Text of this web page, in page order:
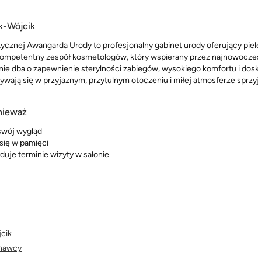
Wójcik
Awangarda Urody to profesjonalny gabinet urody oferujący
zespół kosmetologów, który wspierany przez
dba o zapewnienie sterylności zabiegów, wysokiego komfortu i
się w przyjaznym, przytulnym otoczeniu i miłej atmosferze
wygląd
w pamięci
terminie wizyty w salonie